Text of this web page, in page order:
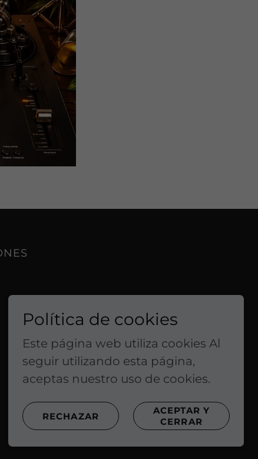
Con tecnología de
Política de cookies
Este página web utiliza cookies Al
seguir utilizando esta página,
aceptas nuestro uso de cookies.
RECHAZAR
ACEPTAR Y
CERRAR